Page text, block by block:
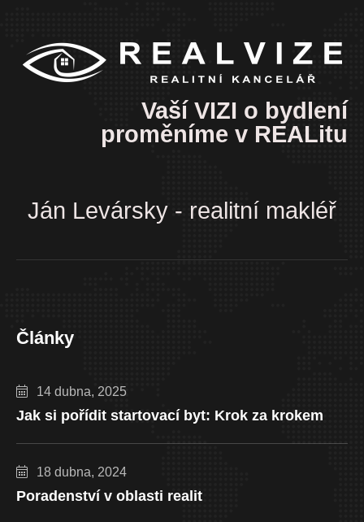
Vaší VIZI o bydlení
proměníme v REALitu
Ján Levársky - realitní makléř
Články
14 dubna, 2025
Jak si pořídit startovací byt: Krok za krokem
18 dubna, 2024
Poradenství v oblasti realit